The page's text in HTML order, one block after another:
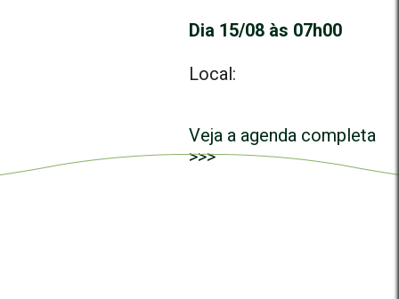
Dia 15/08 às 07h00
Local:
Veja a agenda completa
>>>